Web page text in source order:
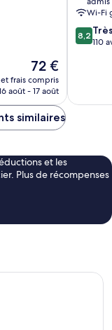
Le
nouveau
prix
de
72 €
frais compris
août - 17 août
Wi-Fi
8.2
sur
8,2
110
similaires
et les
Plus de récompenses